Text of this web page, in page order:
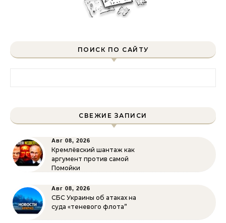
ПОИСК ПО САЙТУ
СВЕЖИЕ ЗАПИСИ
Авг 08, 2026
Кремлёвский шантаж как
аргумент против самой
Помойки
Авг 08, 2026
СБС Украины об атаках на
суда «теневого флота”